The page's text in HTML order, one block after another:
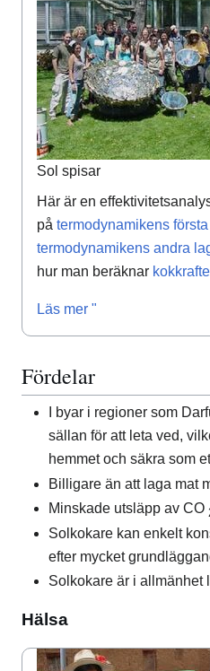
Sol spisar
Här är en
på termodynamikens
termodynamikens andra
hur man beräknar
Läs mer "
Fördelar
I byar i regioner som
sällan för att leta ved,
hemmet och säkra som
Billigare än att laga mat
Minskade utsläpp av CO
Solkokare kan enkelt
efter mycket
Solkokare är i allmänhet
Hälsa